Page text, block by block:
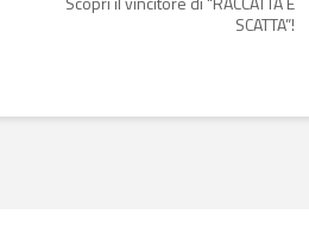
SCATTA”!